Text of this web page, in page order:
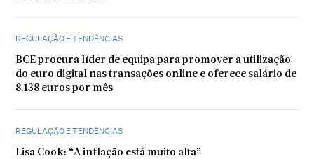
REGULAÇÃO E TENDÊNCIAS
BCE procura líder de equipa para promover a utilização
do euro digital nas transações online e oferece salário de
8.138 euros por mês
REGULAÇÃO E TENDÊNCIAS
Lisa Cook: “A inflação está muito alta”